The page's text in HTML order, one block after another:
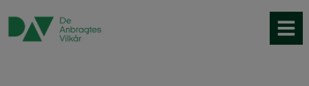
indholdet